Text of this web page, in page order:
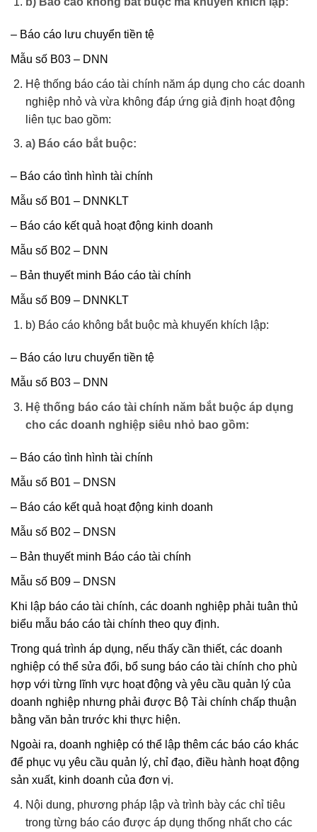
– Báo cáo lưu chuyển tiền tệ
Mẫu số B03 – DNN
Hệ thống báo cáo tài chính năm áp dụng cho các doanh
nghiệp nhỏ và vừa không đáp ứng giả định hoạt động
liên tục bao gồm:
a) Báo cáo bắt buộc:
– Báo cáo tình hình tài chính
Mẫu số B01 – DNNKLT
– Báo cáo kết quả hoạt động kinh doanh
Mẫu số B02 – DNN
– Bản thuyết minh Báo cáo tài chính
Mẫu số B09 – DNNKLT
b) Báo cáo không bắt buộc mà khuyến khích lập:
– Báo cáo lưu chuyển tiền tệ
Mẫu số B03 – DNN
Hệ thống báo cáo tài chính năm bắt buộc áp dụng
cho các doanh nghiệp siêu nhỏ bao gồm:
– Báo cáo tình hình tài chính
Mẫu số B01 – DNSN
– Báo cáo kết quả hoạt động kinh doanh
Mẫu số B02 – DNSN
– Bản thuyết minh Báo cáo tài chính
Mẫu số B09 – DNSN
Khi lập báo cáo tài chính, các doanh nghiệp phải tuân thủ
biểu mẫu báo cáo tài chính theo quy định.
Trong quá trình áp dụng, nếu thấy cần thiết, các doanh
nghiệp có thể sửa đổi, bổ sung báo cáo tài chính cho phù
hợp với từng lĩnh vực hoạt động và yêu cầu quản lý của
doanh nghiệp nhưng phải được Bộ Tài chính chấp thuận
bằng văn bản trước khi thực hiện.
Ngoài ra, doanh nghiệp có thể lập thêm các báo cáo khác
để phục vụ yêu cầu quản lý, chỉ đạo, điều hành hoạt động
sản xuất, kinh doanh của đơn vị.
Nội dung, phương pháp lập và trình bày các chỉ tiêu
trong từng báo cáo được áp dụng thống nhất cho các